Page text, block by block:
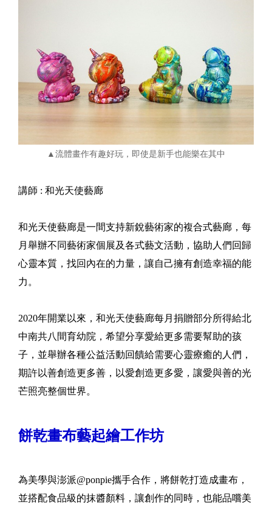
▲流體畫作有趣好玩，即使是新手也能樂在其中
講師 : 和光天使藝廊
和光天使藝廊是一間支持新銳藝術家的複合式藝廊，每
月舉辦不同藝術家個展及各式藝文活動，協助人們回歸
心靈本質，找回內在的力量，讓自己擁有創造幸福的能
力。
2020年開業以來，和光天使藝廊每月捐贈部分所得給北
中南共八間育幼院，希望分享愛給更多需要幫助的孩
子，並舉辦各種公益活動回饋給需要心靈療癒的人們，
期許以善創造更多善，以愛創造更多愛，讓愛與善的光
芒照亮整個世界。
餅乾畫布藝起繪工作坊
為美學與澎派@ponpie攜手合作，將餅乾打造成畫布，
並搭配食品級的抹醬顏料，讓創作的同時，也能品嚐美